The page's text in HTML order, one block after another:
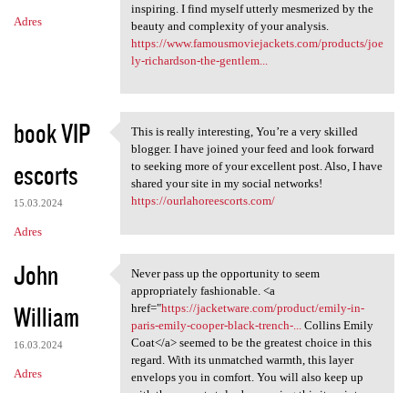
Adres
inspiring. I find myself utterly mesmerized by the
beauty and complexity of your analysis.
https://www.famousmoviejackets.com/products/joe
ly-richardson-the-gentlem...
book VIP
escorts
15.03.2024
Adres
This is really interesting,
This is really interesting, You’re a very skilled
blogger. I have joined your feed and look forward
to seeking more of your excellent post. Also, I have
shared your site in my social networks!
https://ourlahoreescorts.com/
John
William
16.03.2024
Adres
Never pass up the opportunity
Never pass up the opportunity to seem
appropriately fashionable. <a
href="https://jacketware.com/product/emily-in-
paris-emily-cooper-black-trench-...Collins Emily
Coat</a> seemed to be the greatest choice in this
regard. With its unmatched warmth, this layer
envelops you in comfort. You will also keep up